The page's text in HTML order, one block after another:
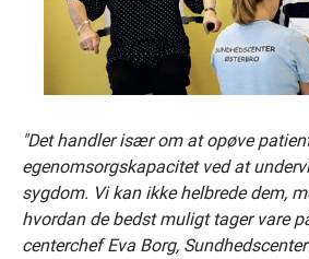
"Det handler især om at opøve
egenomsorgskapacitet ved at
sygdom. Vi kan ikke helbrede dem,
hvordan de bedst muligt tager vare
centerchef Eva Borg,